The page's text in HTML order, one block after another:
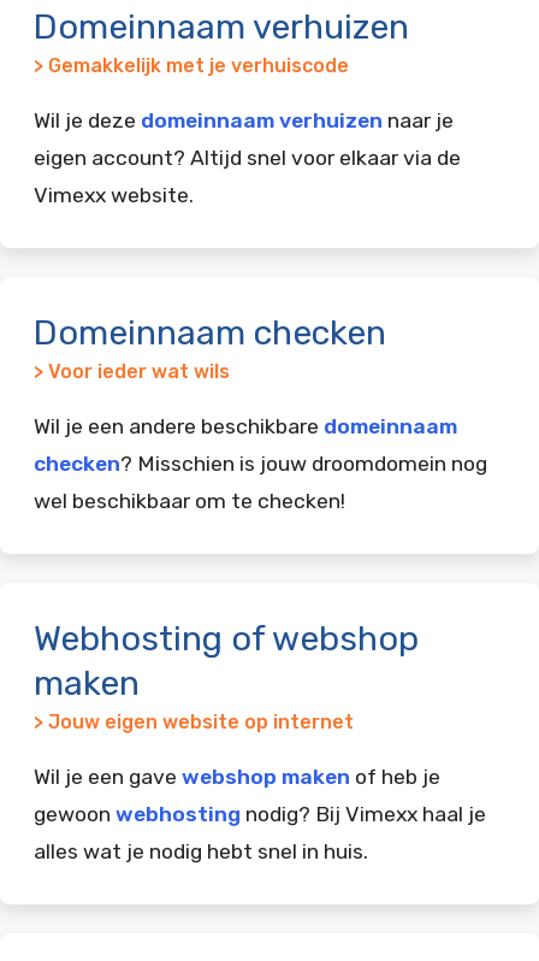
Domeinnaam verhuizen
> Gemakkelijk met je verhuiscode
Wil je deze domeinnaam verhuizen naar je
eigen account? Altijd snel voor elkaar via de
Vimexx website.
Domeinnaam checken
> Voor ieder wat wils
Wil je een andere beschikbare domeinnaam
checken? Misschien is jouw droomdomein nog
wel beschikbaar om te checken!
Webhosting of webshop
maken
> Jouw eigen website op internet
Wil je een gave webshop maken of heb je
gewoon webhosting nodig? Bij Vimexx haal je
alles wat je nodig hebt snel in huis.